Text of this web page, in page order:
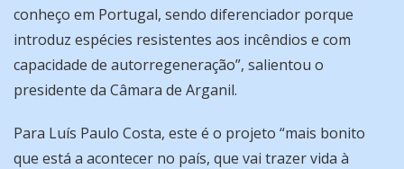
conheço em Portugal, sendo diferenciador porque
introduz espécies resistentes aos incêndios e com
capacidade de autorregeneração”, salientou o
presidente da Câmara de Arganil.
Para Luís Paulo Costa, este é o projeto “mais bonito
que está a acontecer no país, que vai trazer vida à